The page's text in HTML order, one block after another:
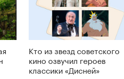
Кто из звезд советского
кино озвучил героев
классики «Дисней»